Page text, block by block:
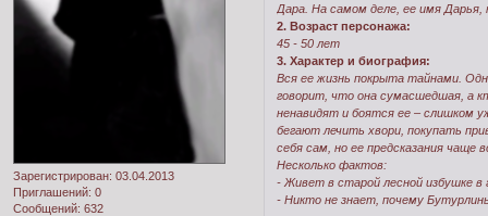
Зарегистрирован: 03.04.2013
Приглашений: 0
Сообщений: 632
Дара. На самом деле, ее имя Дарья,
2. Возраст персонажа:
45 - 50 лет
3. Характер и биография:
Вся ее жизнь покрыта тайнами.
говорит, что она сумасшедшая, а
ненавидят и боятся ее – слишком
бегают лечить хвори, покупать
себя сам, но ее предсказания чаще
Несколько фактов:
- Живет в старой лесной избушке в
- Никто не знает, почему